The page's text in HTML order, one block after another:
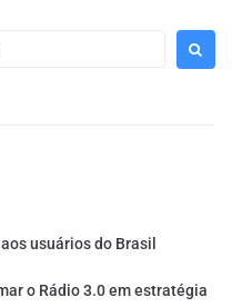
usuários do Brasil
o Rádio 3.0 em estratégia